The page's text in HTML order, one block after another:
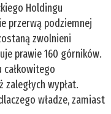
Holdingu
przerwą podziemnej
zwolnieni
prawie 160 górników.
całkowitego
wypłat.
władze, zamiast